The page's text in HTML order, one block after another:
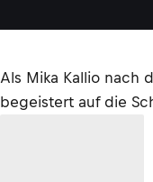
Als Mika Kallio nach
begeistert auf die